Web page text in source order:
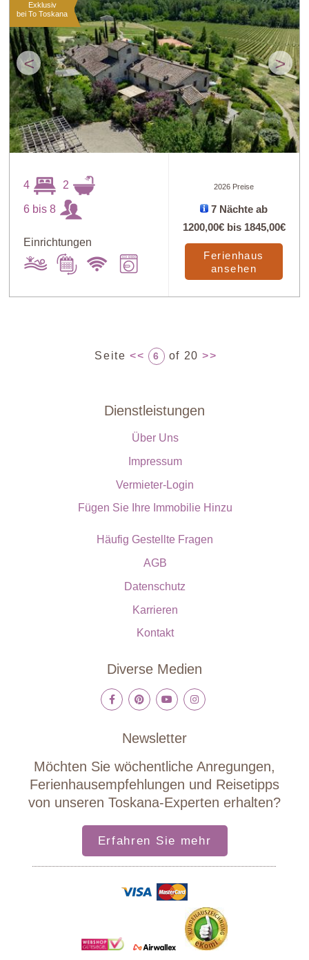
< >
Exklusiv
bei To Toskana
4 2
6 bis 8
Einrichtungen
2026 Preise
7 Nächte ab
1200,00€bis 1845,00€
Ferienhaus
ansehen
Seite << 6 of 20 >>
Dienstleistungen
Über Uns
Impressum
Vermieter-Login
Fügen Sie Ihre Immobilie Hinzu
Häufig Gestellte Fragen
AGB
Datenschutz
Karrieren
Kontakt
Diverse Medien
Newsletter
Möchten Sie wöchentliche Anregungen,
Ferienhausempfehlungen und Reisetipps
von unseren Toskana-Experten erhalten?
Erfahren Sie mehr